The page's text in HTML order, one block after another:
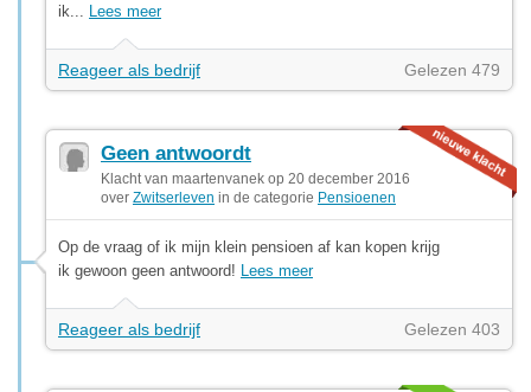
ik... Lees meer
Reageer als bedrijf Gelezen 479
Geen antwoordt
Klacht van maartenvanek op 20 december 2016
over Zwitserleven in de categorie Pensioenen
Op de vraag of ik mijn klein pensioen af kan kopen krijg
ik gewoon geen antwoord! Lees meer
Reageer als bedrijf Gelezen 403